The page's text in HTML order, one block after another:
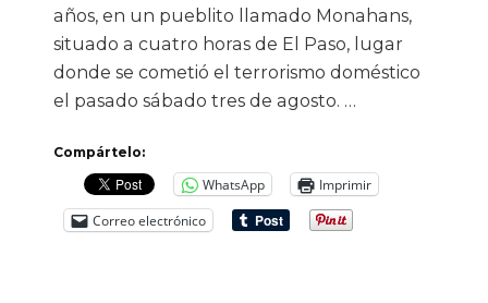
años, en un pueblito llamado Monahans,
situado a cuatro horas de El Paso, lugar
donde se cometió el terrorismo doméstico
el pasado sábado tres de agosto. …
Compártelo:
WhatsApp
Imprimir
Correo electrónico